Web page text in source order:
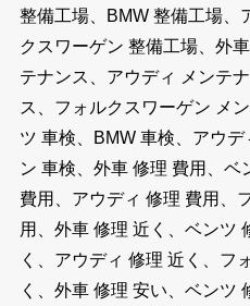
整備工場、BMW 整備工場、
クスワーゲン 整備工場、外
テナンス、アウディ メンテ
ス、フォルクスワーゲン メ
ツ 車検、BMW 車検、アウ
ン 車検、外車 修理 費用、ベ
費用、アウディ 修理 費用、
用、外車 修理 近く、ベンツ
く、アウディ 修理 近く、フ
く、外車 修理 安い、ベンツ